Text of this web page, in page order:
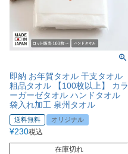
即納 お年賀タオル 干支タオル
粗品タオル 【100枚以上】 カラ
ーガーゼタオル ハンドタオル
袋入れ加工 泉州タオル
送料無料 オリジナル
¥230税込
在庫切れ